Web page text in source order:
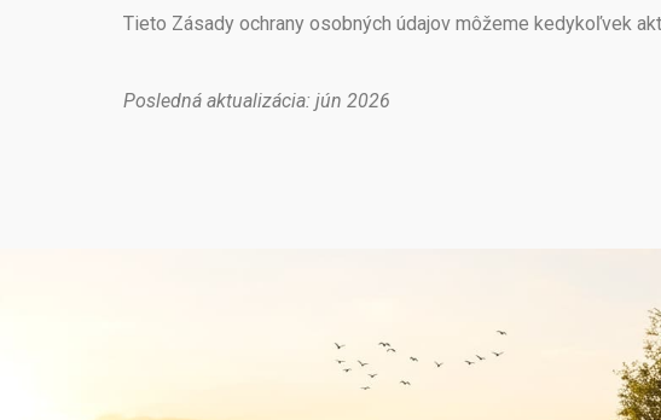
Tieto Zásady ochrany osobných údajov môžeme kedykoľvek
Posledná aktualizácia: jún 2026